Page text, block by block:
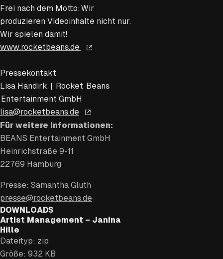
Frei nach dem Motto: Wir
produzieren Videoinhalte nicht nur.
Wir spielen damit!
www.rocketbeans.de
Pressekontakt
Lisa Handirk | Rocket Beans
Entertainment GmbH
lisa@rocketbeans.de
Für weitere Informationen:
BEANS Entertainment GmbH
Heinrichstraße 9-11
22769 Hamburg
Presse: Samantha Gluth
presse@rocketbeans.de
DOWNLOADS
Artist Management – Janina
Hille
Dateityp: zip
Größe: 932 KB